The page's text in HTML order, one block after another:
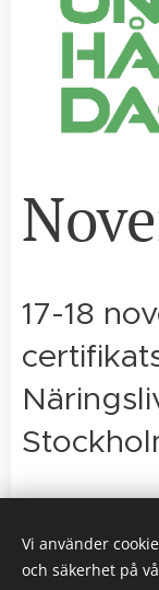
17-18
Vi använder
och säkerhet på